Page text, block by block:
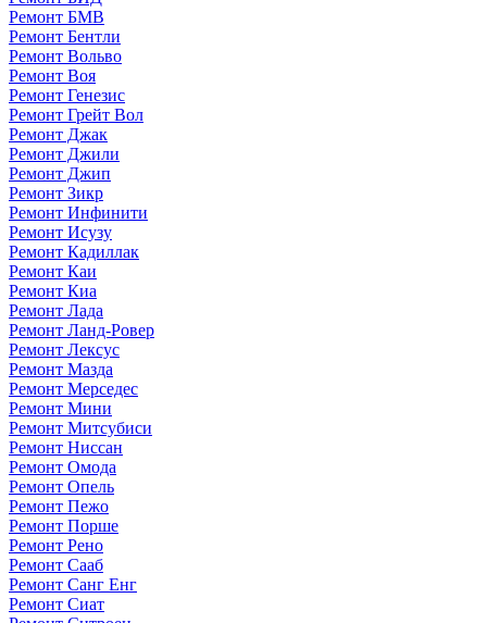
Ремонт БМВ
Ремонт Бентли
Ремонт Вольво
Ремонт Воя
Ремонт Генезис
Ремонт Грейт Вол
Ремонт Джак
Ремонт Джили
Ремонт Джип
Ремонт Зикр
Ремонт Инфинити
Ремонт Исузу
Ремонт Кадиллак
Ремонт Каи
Ремонт Киа
Ремонт Лада
Ремонт Ланд-Ровер
Ремонт Лексус
Ремонт Мазда
Ремонт Мерседес
Ремонт Мини
Ремонт Митсубиси
Ремонт Ниссан
Ремонт Омода
Ремонт Опель
Ремонт Пежо
Ремонт Порше
Ремонт Рено
Ремонт Сааб
Ремонт Санг Енг
Ремонт Сиат